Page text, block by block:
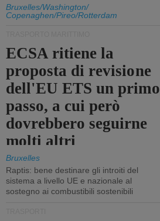
Bruxelles/Washington/
Copenaghen/Pireo/Rotterdam
ECSA ritiene la
proposta di revisione
dell'EU ETS un primo
passo, a cui però
dovrebbero seguirne
molti altri
Bruxelles
Raptis: bene destinare gli introiti del
sistema a livello UE e nazionale al
sostegno ai combustibili sostenibili